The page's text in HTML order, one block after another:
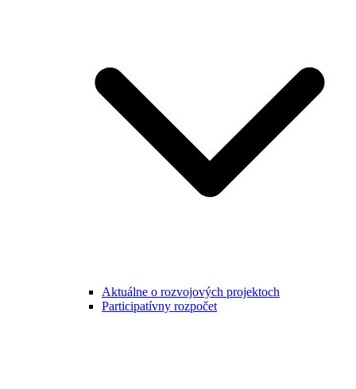
Aktuálne o rozvojových projektoch
Participatívny rozpočet